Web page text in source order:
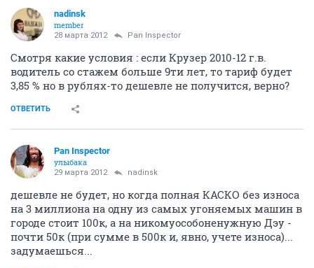
nadinsk
member
28 марта 2012 Pan Inspector
Смотря какие условия : если Крузер 2010-12 г.в.
водитель со стажем больше 9ти лет, то тариф будет
3,85 % но в рублях-то дешевле не получится, верно?
ОТВЕТИТЬ
Pan Inspector
улыбака
29 марта 2012 nadinsk
дешевле не будет, но когда полная КАСКО без износа
на 3 миллиона на одну из самых угоняемых машин в
городе стоит 100к, а на никомуособоненужную Дэу -
почти 50к (при сумме в 500к и, явно, учете износа)...
задумаешься...